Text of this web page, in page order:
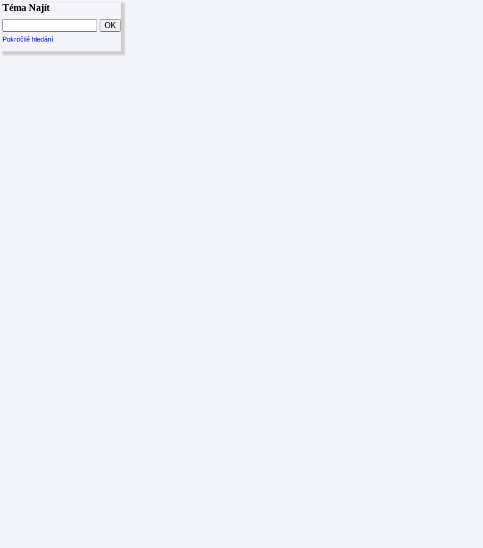
Téma Najít
Pokročilé hledání